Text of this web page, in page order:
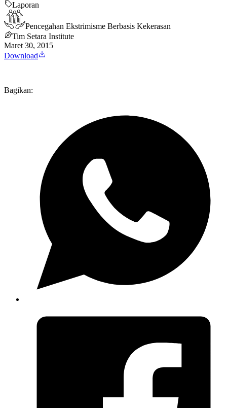
Laporan
Pencegahan Ekstrimisme Berbasis Kekerasan
Tim Setara Institute
Maret 30, 2015
Download
Bagikan: